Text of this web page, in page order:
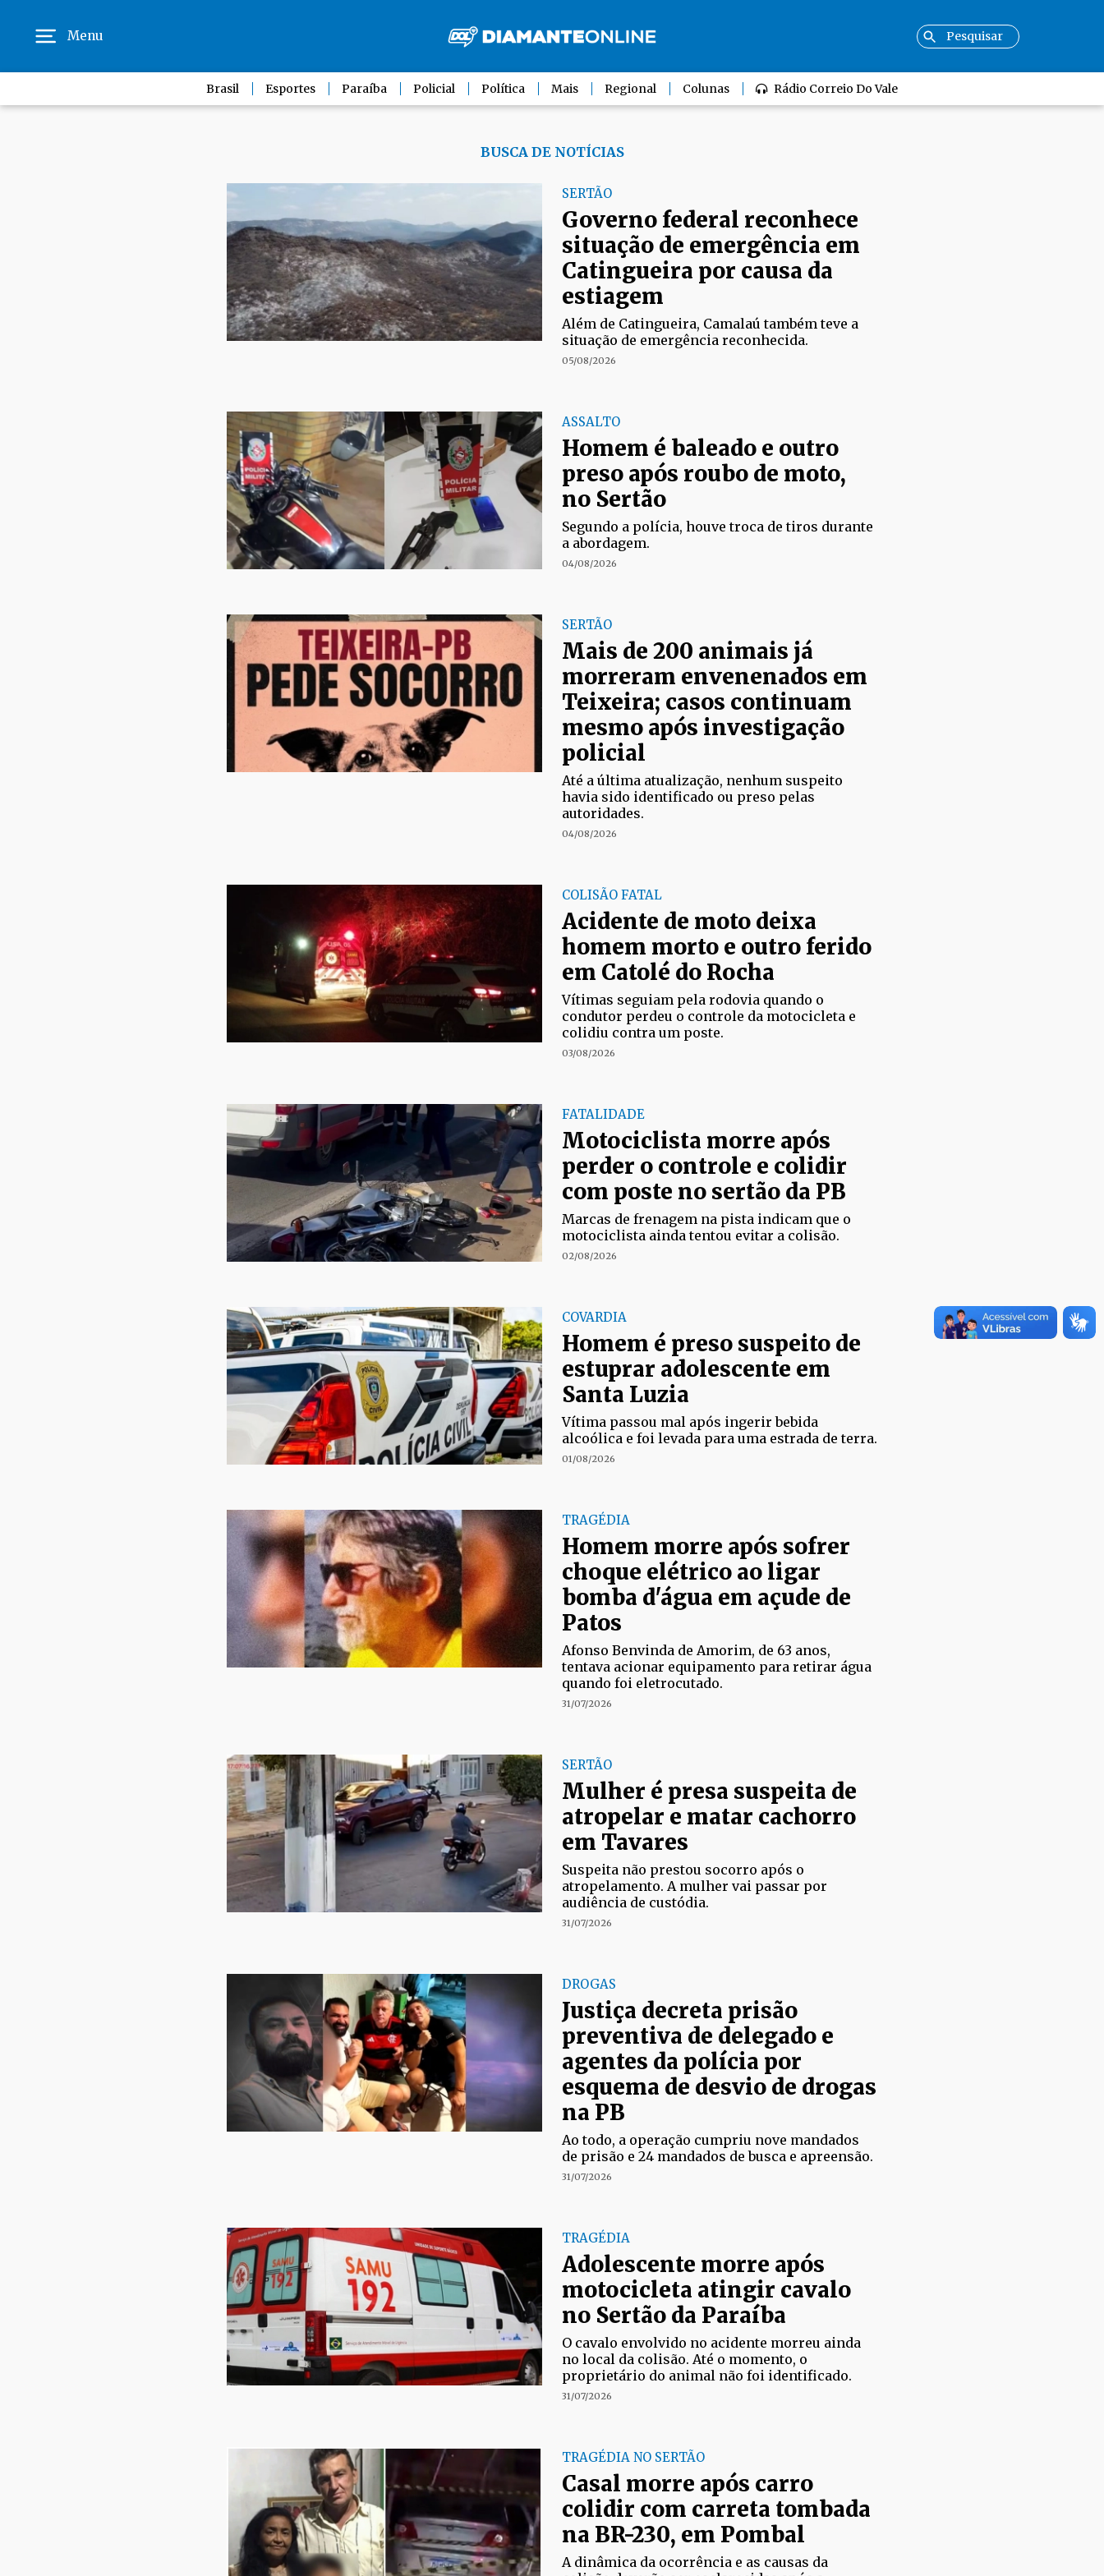
Menu
Brasil Esportes Paraíba Policial Política Mais Regional Colunas Rádio Correio Do Vale
BUSCA DE NOTÍCIAS
SERTÃO
Governo federal reconhece
situação de emergência em
Catingueira por causa da
estiagem
Além de Catingueira, Camalaú também teve a
situação de emergência reconhecida.
05/08/2026
ASSALTO
Homem é baleado e outro
preso após roubo de moto,
no Sertão
Segundo a polícia, houve troca de tiros durante
a abordagem.
04/08/2026
SERTÃO
Mais de 200 animais já
morreram envenenados em
Teixeira; casos continuam
mesmo após investigação
policial
Até a última atualização, nenhum suspeito
havia sido identificado ou preso pelas
autoridades.
04/08/2026
COLISÃO FATAL
Acidente de moto deixa
homem morto e outro ferido
em Catolé do Rocha
Vítimas seguiam pela rodovia quando o
condutor perdeu o controle da motocicleta e
colidiu contra um poste.
03/08/2026
FATALIDADE
Motociclista morre após
perder o controle e colidir
com poste no sertão da PB
Marcas de frenagem na pista indicam que o
motociclista ainda tentou evitar a colisão.
02/08/2026
COVARDIA
Homem é preso suspeito de
estuprar adolescente em
Santa Luzia
Vítima passou mal após ingerir bebida
alcoólica e foi levada para uma estrada de terra.
01/08/2026
TRAGÉDIA
Homem morre após sofrer
choque elétrico ao ligar
bomba d'água em açude de
Patos
Afonso Benvinda de Amorim, de 63 anos,
tentava acionar equipamento para retirar água
quando foi eletrocutado.
31/07/2026
SERTÃO
Mulher é presa suspeita de
atropelar e matar cachorro
em Tavares
Suspeita não prestou socorro após o
atropelamento. A mulher vai passar por
audiência de custódia.
31/07/2026
DROGAS
Justiça decreta prisão
preventiva de delegado e
agentes da polícia por
esquema de desvio de drogas
na PB
Ao todo, a operação cumpriu nove mandados
de prisão e 24 mandados de busca e apreensão.
31/07/2026
TRAGÉDIA
Adolescente morre após
motocicleta atingir cavalo
no Sertão da Paraíba
O cavalo envolvido no acidente morreu ainda
no local da colisão. Até o momento, o
proprietário do animal não foi identificado.
31/07/2026
TRAGÉDIA NO SERTÃO
Casal morre após carro
colidir com carreta tombada
na BR-230, em Pombal
A dinâmica da ocorrência e as causas da